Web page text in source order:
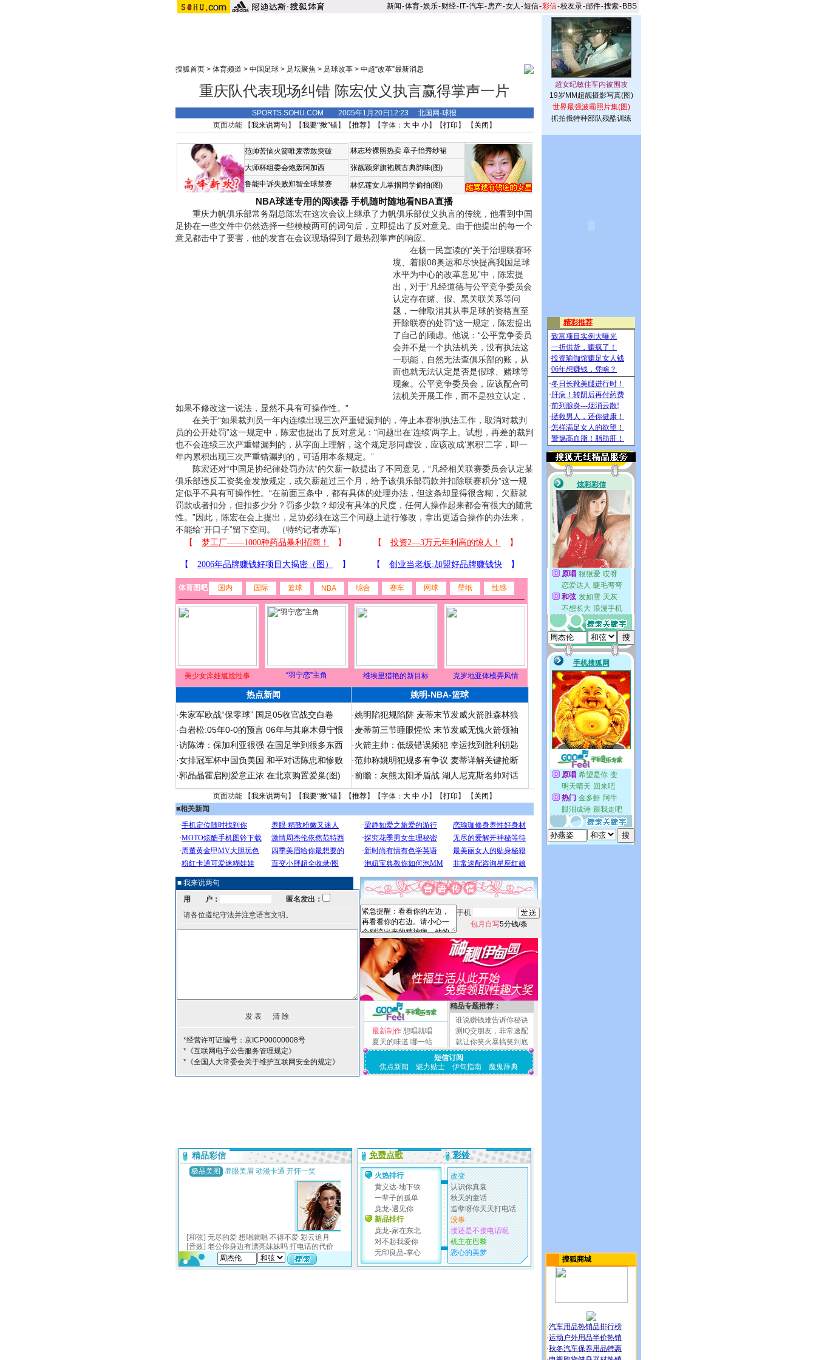
新闻-体育-娱乐-财经- IT-汽车-房产-女人 -短信-彩信-校友录-邮件-搜索- BBS
搜狐首页> 体育频道 > 中国足球> 足坛聚焦> 足球改革> 中超“改革”最新消息
重庆队代表现场纠错 陈宏仗义执言赢得掌声一片
SPORTS.SOHU.COM 2005年1月20日12:23 北国网-球报
页面功能 【我来说两句 】【我要“揪”错】【推荐】【字体： 大 中 小】【打印 】 【 关闭 】
范帅苦恼火箭唯麦蒂敢突破
大师杯组委会炮轰阿加西
鲁能申诉失败郑智全球禁赛
林志玲裸照热卖 章子怡秀纱裙
张靓颖穿旗袍展古典韵味(图)
林忆莲女儿掌掴同学偷拍(图)
NBA球迷专用的阅读器 手机随时随地看NBA直播
重庆力帆俱乐部常务副总陈宏在这次会议上继承了力帆俱乐部仗义执言的传统，他看到中国
足协在一些文件中仍然选择一些模棱两可的词句后，立即提出了反对意见。由于他提出的每一个
意见都击中了要害，他的发言在会议现场得到了最热烈掌声的响应。
在杨一民宣读的“关于治理联赛环
境、着眼08奥运和尽快提高我国足球
水平为中心的改革意见”中，陈宏提
出，对于“凡经道德与公平竞争委员会
认定存在赌、假、黑关联关系等问
题，一律取消其从事足球的资格直至
开除联赛的处罚”这一规定，陈宏提出
了自己的顾虑。他说：“公平竞争委员
会并不是一个执法机关，没有执法这
一职能，自然无法查俱乐部的账，从
而也就无法认定是否是假球、赌球等
现象。公平竞争委员会，应该配合司
法机关开展工作，而不是独立认定，
如果不修改这一说法，显然不具有可操作性。”
在关于“如果裁判员一年内连续出现三次严重错漏判的，停止本赛制执法工作，取消对裁判
员的公开处罚”这一规定中，陈宏也提出了反对意见：“问题出在‘连续’两字上。试想，再差的裁判
也不会连续三次严重错漏判的，从字面上理解，这个规定形同虚设，应该改成‘累积’二字，即一
年内累积出现三次严重错漏判的，可适用本条规定。”
陈宏还对“中国足协纪律处罚办法”的欠薪一款提出了不同意见，“凡经相关联赛委员会认定某
俱乐部违反工资奖金发放规定，或欠薪超过三个月，给予该俱乐部罚款并扣除联赛积分”这一规
定似乎不具有可操作性。“在前面三条中，都有具体的处理办法，但这条却显得很含糊，欠薪就
罚款或者扣分，但扣多少分？罚多少款？却没有具体的尺度，任何人操作起来都会有很大的随意
性。”因此，陈宏在会上提出，足协必须在这三个问题上进行修改，拿出更适合操作的办法来，
不能给“开口子”留下空间。 （特约记者赤军）
体育图吧 国内 国际 篮球 NBA 综合 赛车 网球 壁纸 性感
美少女库娃尴尬性事 “羽宁恋”主角 维埃里猎艳的新目标 克罗地亚体模弄风情
热点新闻 姚明-NBA-篮球
·朱家军欧战“保零球” 国足05收官战交白卷
·白岩松:05年0-0的预言 06年与其麻木毋宁恨
·访陈涛：保加利亚很强 在国足学到很多东西
·女排冠军杯中国负美国 和平对话陈忠和惨败
·郭晶晶霍启刚爱意正浓 在北京购置爱巢(图)
·姚明陷犯规陷阱 麦蒂末节发威火箭胜森林狼
·麦蒂前三节睡眼惺忪 末节发威无愧火箭领袖
·火箭主帅：低级错误频犯 幸运找到胜利钥匙
·范帅称姚明犯规多有争议 麦蒂详解关键抢断
·前瞻：灰熊太阳矛盾战 湖人尼克斯名帅对话
页面功能 【我来说两句 】【我要“揪”错】【推荐】【字体： 大 中 小】【打印 】 【 关闭 】
■相关新闻
■ 我来说两句
用 户：
匿名发出：
请各位遵纪守法并注意语言文明。
*经营许可证编号：京ICP00000008号
*《互联网电子公告服务管理规定》
*《全国人大常委会关于维护互联网安全的规定》
手机
包月自写5分钱/条
最新制作 想唱就唱
夏天的味道 哪一站
精品专题推荐：
谁说赚钱难告诉你秘诀
测IQ交朋友，非常速配
就让你笑火暴搞笑到底
短信订阅
焦点新闻
魅力贴士 伊甸指南 魔鬼辞典
19岁MM超靓摄影写真(图)
世界最强波霸照片集(图)
抓拍俄特种部队残酷训练
搜狐商城
·汽车用品热销品排行榜
·运动户外用品半价热销
·秋冬汽车保养用品特惠